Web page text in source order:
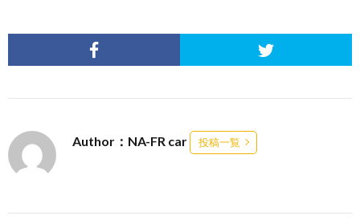
Author：NA-FR car 投稿一覧